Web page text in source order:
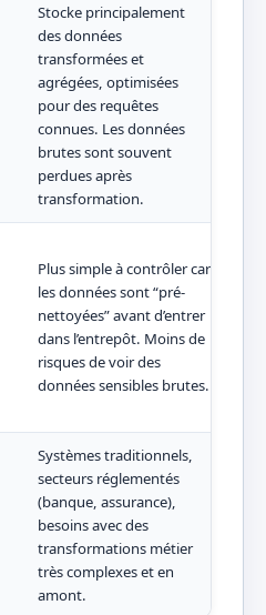
Stocke principalement
des données
transformées et
agrégées, optimisées
pour des requêtes
connues. Les données
brutes sont souvent
perdues après
transformation.
Plus simple à contrôler car
les données sont “pré-
nettoyées” avant d’entrer
dans l’entrepôt. Moins de
risques de voir des
données sensibles brutes.
Systèmes traditionnels,
secteurs réglementés
(banque, assurance),
besoins avec des
transformations métier
très complexes et en
amont.